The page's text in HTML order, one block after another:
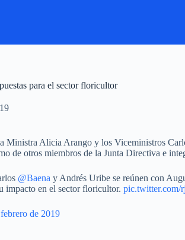
para el sector floricultor
Ministra Alicia Arango y los Viceministros
de otros miembros de la Junta Directiva e
@Baena y Andrés Uribe se reúnen con
impacto en el sector floricultor.
de 2019